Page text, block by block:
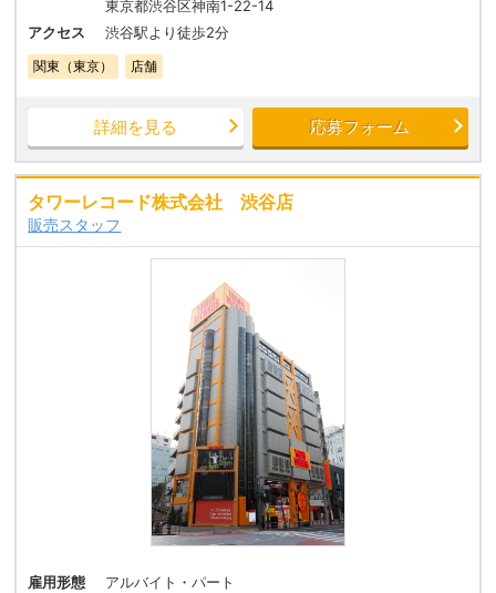
東京都渋谷区神南1-22-14
アクセス
渋谷駅より徒歩2分
関東（東京） 店舗
詳細を見る 応募フォーム
タワーレコード株式会社 渋谷店
販売スタッフ
雇用形態
アルバイト・パート